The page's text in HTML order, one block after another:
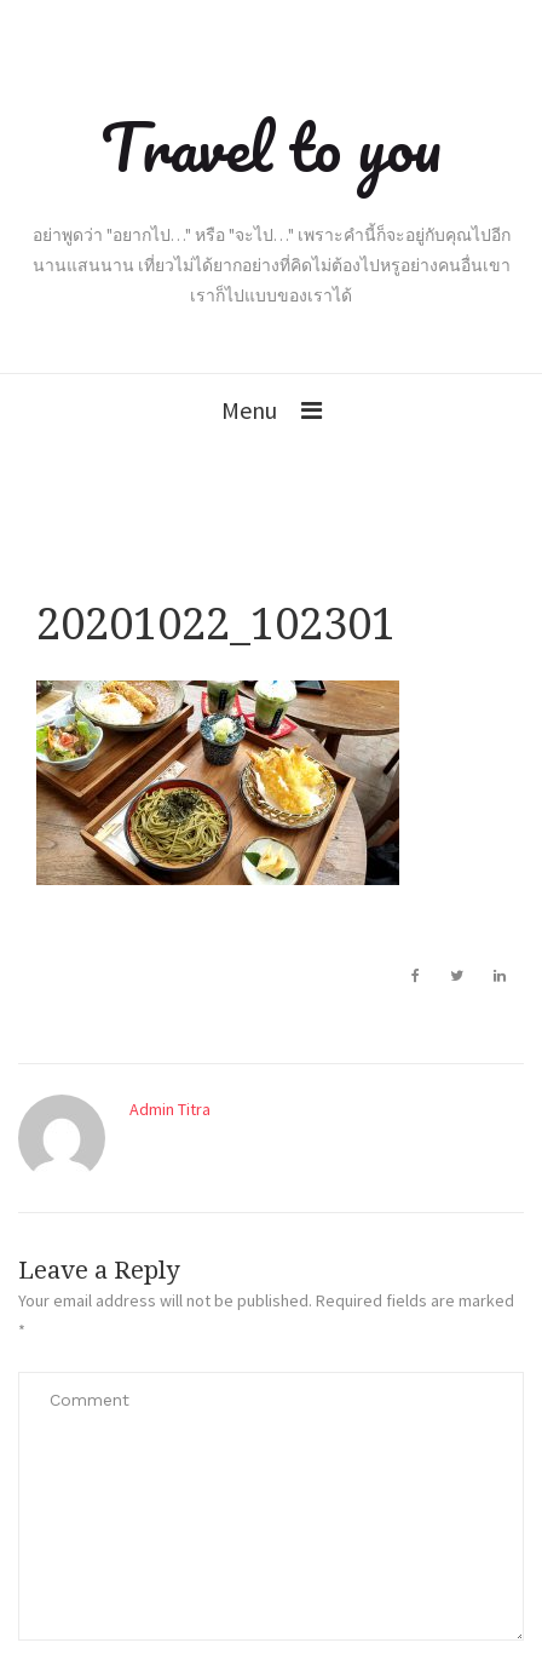
Travel to you
อย่าพูดว่า "อยากไป…" หรือ "จะไป…" เพราะคำนี้ก็จะอยู่กับคุณไปอีก
นานแสนนาน เที่ยวไม่ได้ยากอย่างที่คิดไม่ต้องไปหรูอย่างคนอื่นเขา
เราก็ไปแบบของเราได้
Menu
20201022_102301
Admin Titra
Leave a Reply
Your email address will not be published. Required fields are marked
*